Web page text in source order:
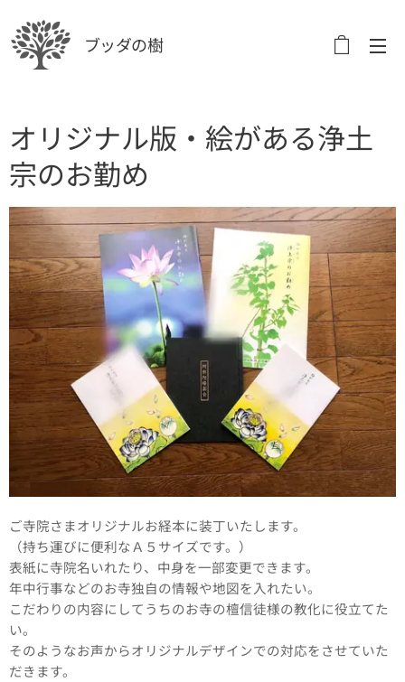
ブッダの樹
オリジナル版・絵がある浄土
宗のお勤め
ご寺院さまオリジナルお経本に装丁いたします。
（持ち運びに便利なＡ５サイズです。）
表紙に寺院名いれたり、中身を一部変更できます。
年中行事などのお寺独自の情報や地図を入れたい。
こだわりの内容にしてうちのお寺の檀信徒様の教化に役立てた
い。
そのようなお声からオリジナルデザインでの対応をさせていた
だきます。